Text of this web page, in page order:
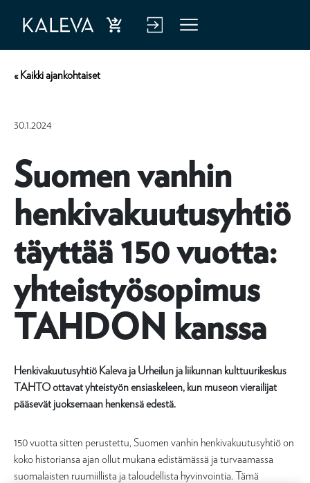
Ost
a
Kirj
aud
luu
n
Vali
kko
« Kaikki ajankohtaiset
30.1.2024
Suomen vanhin
henkivakuutusyhtiö
täyttää 150 vuotta:
yhteistyösopimus
TAHDON kanssa
Henkivakuutusyhtiö Kaleva ja Urheilun ja liikunnan kulttuurikeskus
TAHTO ottavat yhteistyön ensiaskeleen, kun museon vierailijat
pääsevät juoksemaan henkensä edestä.
150 vuotta sitten perustettu, Suomen vanhin henkivakuutusyhtiö on
koko historiansa ajan ollut mukana edistämässä ja turvaamassa
suomalaisten ruumiillista ja taloudellista hyvinvointia. Tämä